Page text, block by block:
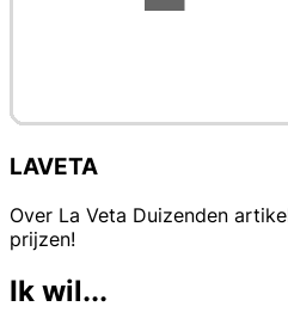
LAVETA
Over La Veta Duizenden
prijzen!
Ik wil...